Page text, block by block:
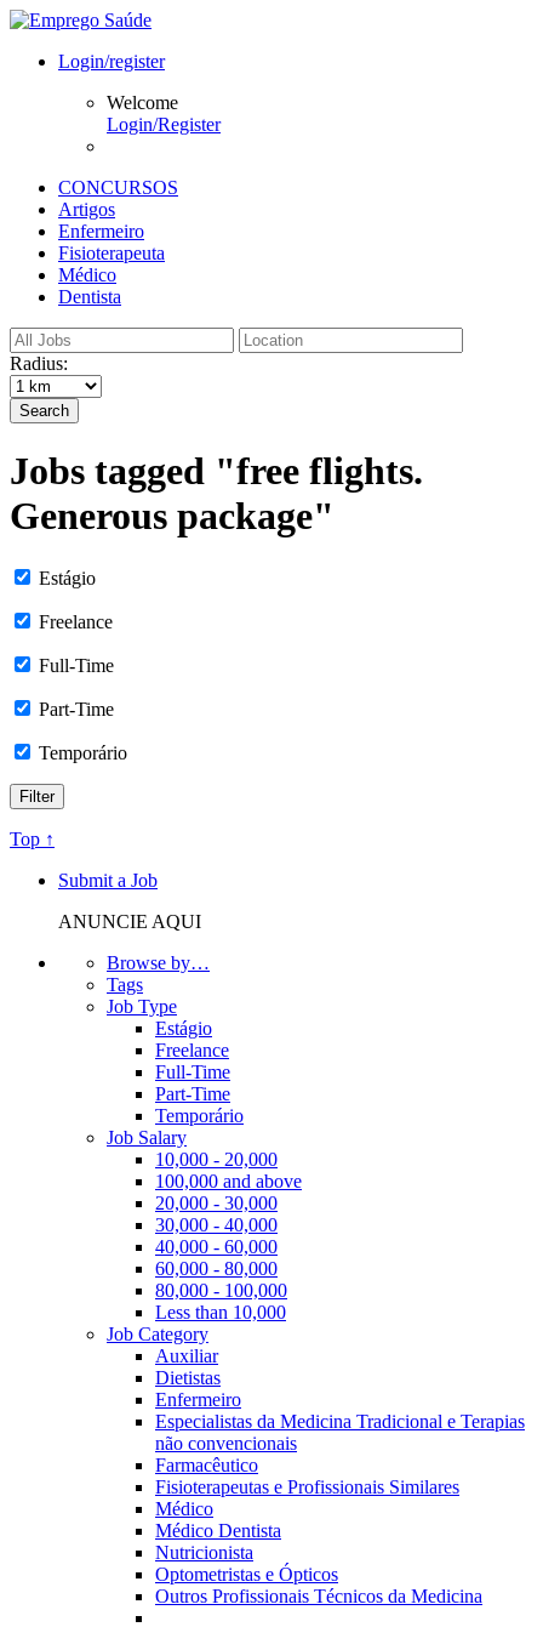
Login/register
Welcome
Login/Register
CONCURSOS
Artigos
Enfermeiro
Fisioterapeuta
Médico
Dentista
Radius:
Search
Jobs tagged "free flights.
Generous package"
Estágio
Freelance
Full-Time
Part-Time
Temporário
Top ↑
Submit a Job
ANUNCIE AQUI
Browse by…
Tags
Job Type
Estágio
Freelance
Full-Time
Part-Time
Temporário
Job Salary
10,000 - 20,000
100,000 and above
20,000 - 30,000
30,000 - 40,000
40,000 - 60,000
60,000 - 80,000
80,000 - 100,000
Less than 10,000
Job Category
Auxiliar
Dietistas
Enfermeiro
Especialistas da Medicina Tradicional e Terapias
não convencionais
Farmacêutico
Fisioterapeutas e Profissionais Similares
Médico
Médico Dentista
Nutricionista
Optometristas e Ópticos
Outros Profissionais Técnicos da Medicina